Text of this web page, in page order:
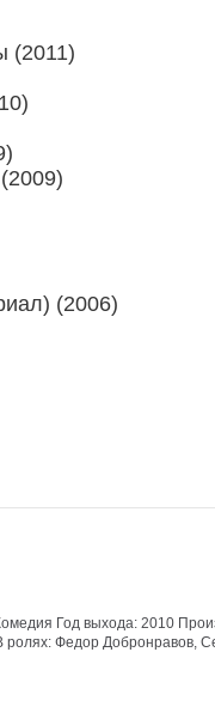
(2011)
(2006)
Год выхода: 2010
ролях: Федор Добронравов,